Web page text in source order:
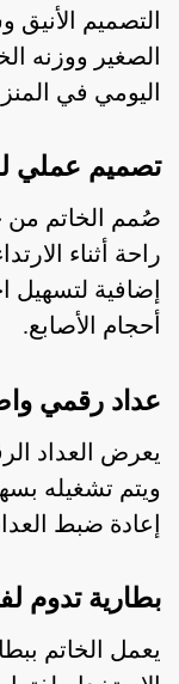
التصميم
الصغير ووزنه
اليومي في
تصميم عملي
راحة أثناء
إضافية لتسهيل
أحجام الأصابع.
عداد رقمي
ويتم تشغيله
إعادة ضبط
بطارية تدوم